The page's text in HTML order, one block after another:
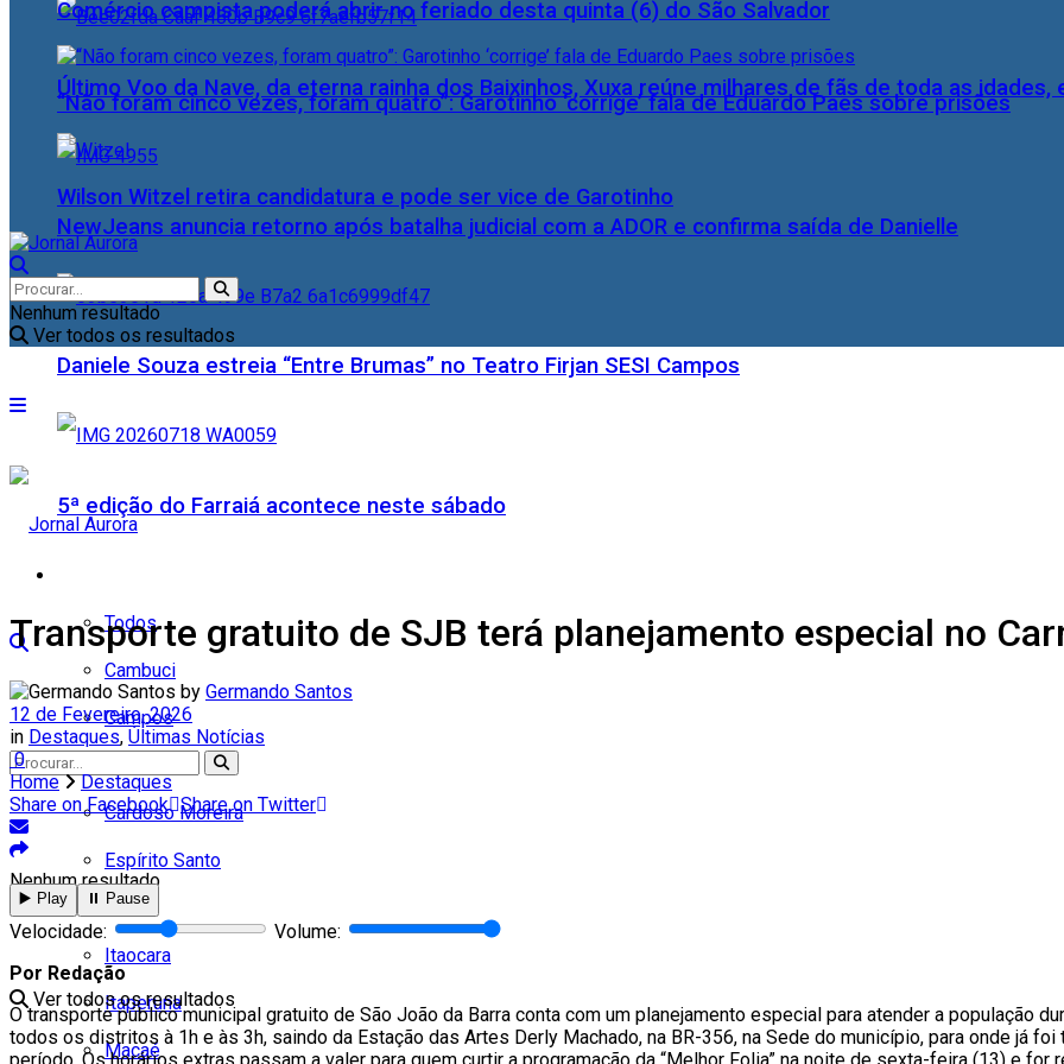
Último Voo da Nave, da eterna rainha dos Baixinhos, Xuxa reúne milhares de fãs de toda as idades,
NewJeans anuncia retorno após batalha judicial com a ADOR e confirma saída de Danielle
Daniele Souza estreia “Entre Brumas” no Teatro Firjan SESI Campos
5ª edição do Farraiá acontece neste sábado
Todos
Cambuci
Campos
Cardoso Moreira
Espírito Santo
Italva
Itaocara
Itaperuna
Macaé
Comércio campista poderá abrir no feriado desta quinta (6) do São Salvador
“Não foram cinco vezes, foram quatro”: Garotinho ‘corrige’ fala de Eduardo Paes sobre prisões
Wilson Witzel retira candidatura e pode ser vice de Garotinho
Nenhum resultado
Ver todos os resultados
Nenhum resultado
Ver todos os resultados
Transporte gratuito de SJB terá planejamento especial no
by Germando Santos
12 de Fevereiro, 2026
in Destaques, Últimas Notícias
0
Home
Destaques
Share on Facebook Share on Twitter
▶️ Play ⏸️ Pause
Velocidade:
Volume:
Por Redação
O transporte público municipal gratuito de São João da Barra conta com um planejamento especial para atender a população
todos os distritos à 1h e às 3h, saindo da Estação das Artes Derly Machado, na BR-356, na Sede do município, para onde já